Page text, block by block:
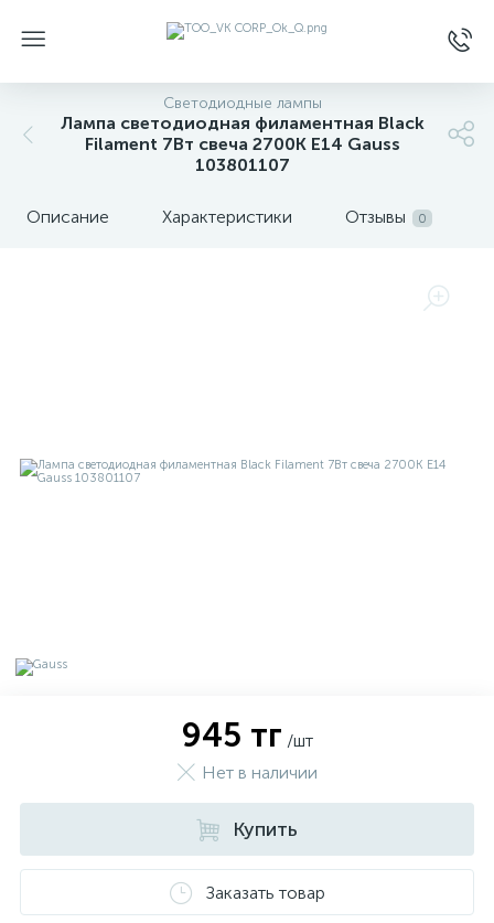
Светодиодные лампы
Лампа светодиодная филаментная Black
Filament 7Вт свеча 2700К E14 Gauss
103801107
Описание Характеристики Отзывы 0
945 тг /шт
Нет в наличии
Купить
Заказать товар